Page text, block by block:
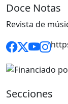
Doce Notas
Revista de
Secciones